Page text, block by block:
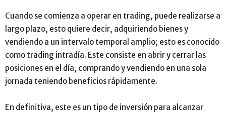
Cuando se comienza a operar en trading, puede realizarse a
largo plazo, esto quiere decir, adquiriendo bienes y
vendiendo a un intervalo temporal amplio; esto es conocido
como trading intradía. Este consiste en abrir y cerrar las
posiciones en el día, comprando y vendiendo en una sola
jornada teniendo beneficios rápidamente.
En definitiva, este es un tipo de inversión para alcanzar